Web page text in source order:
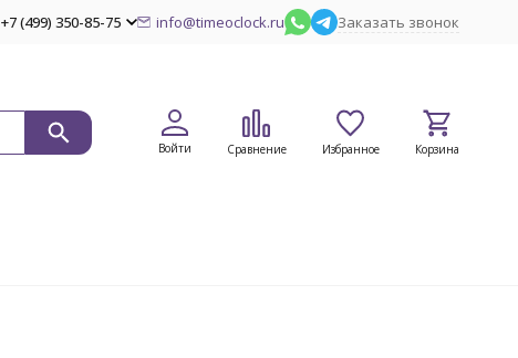
+7 (499) 350-85-75 info@timeoclock.ru Заказать звонок
Войти Сравнение Избранное Корзина